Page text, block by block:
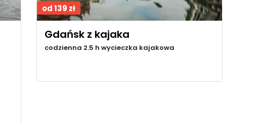
od 139 zł
Gdańsk z kajaka
codzienna 2.5 h wycieczka kajakowa